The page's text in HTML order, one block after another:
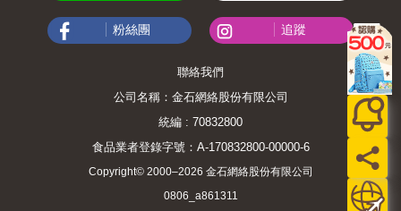
粉絲團 追蹤
聯絡我們
公司名稱：金石網絡股份有限公司
統編 : 70832800
食品業者登錄字號：A-170832800-00000-6
Copyright© 2000–2026 金石網絡股份有限公司
0806_a861311